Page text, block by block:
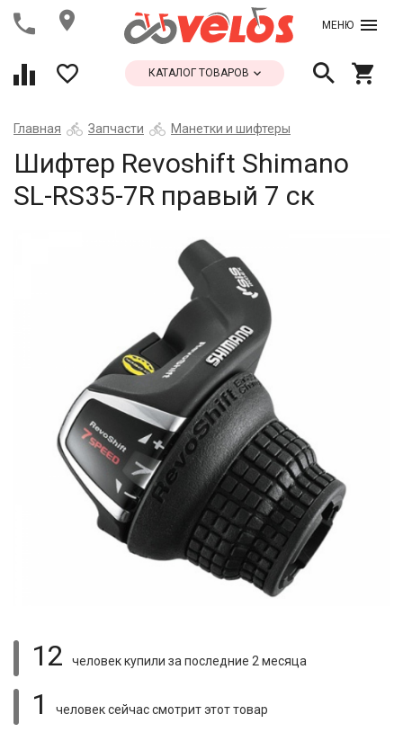
МЕНЮ
КАТАЛОГ ТОВАРОВ
Главная Запчасти Манетки и шифтеры
Шифтер Revoshift Shimano
SL-RS35-7R правый 7 ск
12 человек купили за последние 2 месяца
1 человек сейчас смотритэтот товар